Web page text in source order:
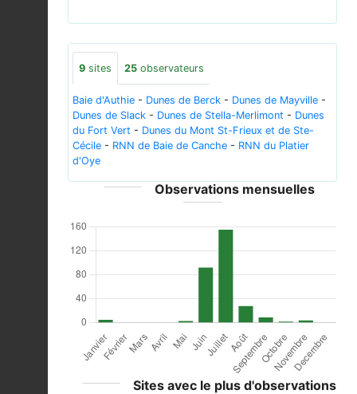
9 sites 25 observateurs
Baie d'Authie - Dunes de Berck - Dunes de Mayville -
Dunes de Slack - Dunes de Stella-Merlimont - Dunes
du Fort Vert - Dunes du Mont St-Frieux et de Ste-
Cécile - RNN de Baie de Canche - RNN du Platier
d'Oye
Observations mensuelles
Sites avec le plus d'observations